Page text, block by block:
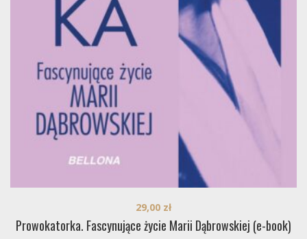
Prowokatorka. Fascynujące życie Marii Dąbrowskiej (e-book)
29,00 zł